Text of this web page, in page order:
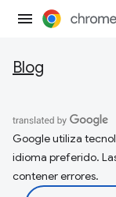
Blog
Google utiliza
idioma preferido.
contener errores.